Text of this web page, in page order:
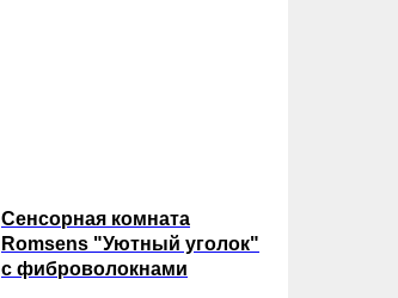
Сенсорная комната
Romsens "Уютный уголок"
c фиброволокнами